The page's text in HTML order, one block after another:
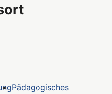
Pädagogisches